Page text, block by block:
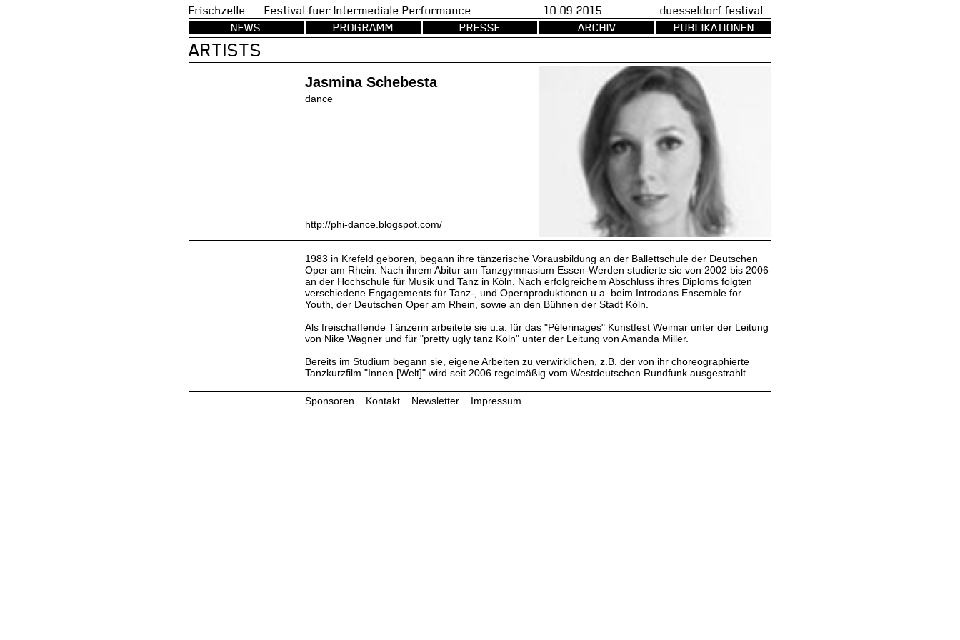
Frischzelle — Festival fuer Intermediale Performance 10.09.2015 duesseldorf festival
NEWS
PROGRAMM PRESSE ARCHIV PUBLIKATIONEN
ARTISTS
Jasmina Schebesta
dance
http://phi-dance.blogspot.com/
1983 in Krefeld geboren, begann ihre tänzerische Vorausbildung an der Ballettschule der Deutschen
Oper am Rhein. Nach ihrem Abitur am Tanzgymnasium Essen-Werden studierte sie von 2002 bis 2006
an der Hochschule für Musik und Tanz in Köln. Nach erfolgreichem Abschluss ihres Diploms folgten
verschiedene Engagements für Tanz-, und Opernproduktionen u.a. beim Introdans Ensemble for
Youth, der Deutschen Oper am Rhein, sowie an den Bühnen der Stadt Köln.
Als freischaffende Tänzerin arbeitete sie u.a. für das "Pélerinages" Kunstfest Weimar unter der Leitung
von Nike Wagner und für "pretty ugly tanz Köln" unter der Leitung von Amanda Miller.
Bereits im Studium begann sie, eigene Arbeiten zu verwirklichen, z.B. der von ihr choreographierte
Tanzkurzfilm "Innen [Welt]" wird seit 2006 regelmäßig vom Westdeutschen Rundfunk ausgestrahlt.
Sponsoren Kontakt Newsletter Impressum